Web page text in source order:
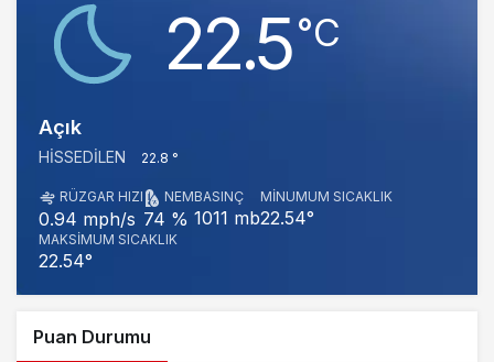
22.5‎°C
Açık
HISSEDILEN 22.8 °
RÜZGAR HIZI
0.94 mph/s
NEM
74 %
BASINÇ
1011 mb
MINUMUM SICAKLIK
22.54°
MAKSIMUM SICAKLIK
22.54°
Puan Durumu